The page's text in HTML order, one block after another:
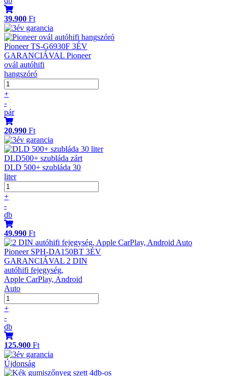
39.900 Ft
Pioneer TS-G6930F 3ÉV
GARANCIÁVAL Pioneer
ovál autóhifi
hangszóró
+
-
pár
20.990 Ft
DLD500+ szubláda zárt
DLD 500+ szubláda 30
liter
+
-
db
49.990 Ft
Pioneer SPH-DA150BT 3ÉV
GARANCIÁVAL 2 DIN
autóhifi fejegység,
Apple CarPlay, Android
Auto
+
-
db
125.900 Ft
Újdonság